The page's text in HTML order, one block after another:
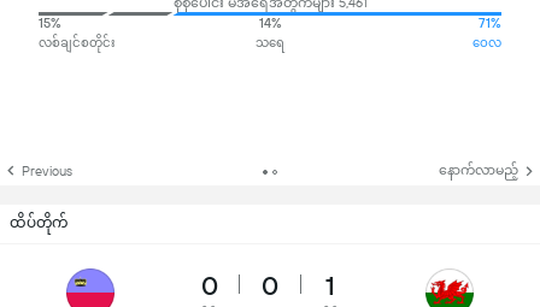
15%
လစ်ချင်စတိုင်း
14%
သရေ
71%
ဝေလ
Previous နောက်လာမည့်
ထိပ်တိုက်
0 0 1